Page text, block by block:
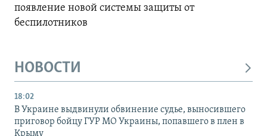
появление новой системы защиты от
беспилотников
НОВОСТИ
18:02
В Украине выдвинули обвинение судье, выносившего
приговор бойцу ГУР МО Украины, попавшего в плен в
Крыму